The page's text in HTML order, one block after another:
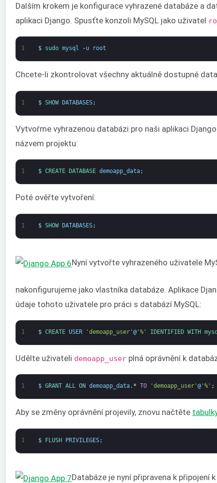
Dalším krokem je konfigurace vyhrazené databáze a
aplikaci Django. Spusťte konzoli MySQL jako uživatel
1 $ sudo mysql -u root
Chcete-li zkontrolovat všechny aktuálně dostupné
1 $ SHOW DATABASES;
Vytvořme vyhrazenou databázi pro naši aplikaci
názvem projektu:
1 $ CREATE DATABASE demoapp_data;
Poté ověřte vytvoření:
1 $ SHOW DATABASES;
Nyní vytvořte vyhrazeného uživatele
nakonfigurujeme jako vlastníka databáze. Aplikace
údaje tohoto uživatele pro práci s databází MySQL:
1 $ CREATE USER 'demoapp_user' @'%' IDENTIFIED WITH
Udělte uživateli demoapp_user plná oprávnění k
1 $ GRANT ALL ON demoapp_data. * TO 'demoapp_user' @'%' ;
Aby se změny oprávnění projevily, znovu načtěte
1 $ FLUSH PRIVILEGES;
Databáze je nyní připravena k připojení